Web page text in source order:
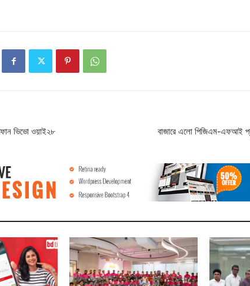
ফোন ভিভো ওয়াই২৮ বাজারে এলো পিজিএম-এফআই